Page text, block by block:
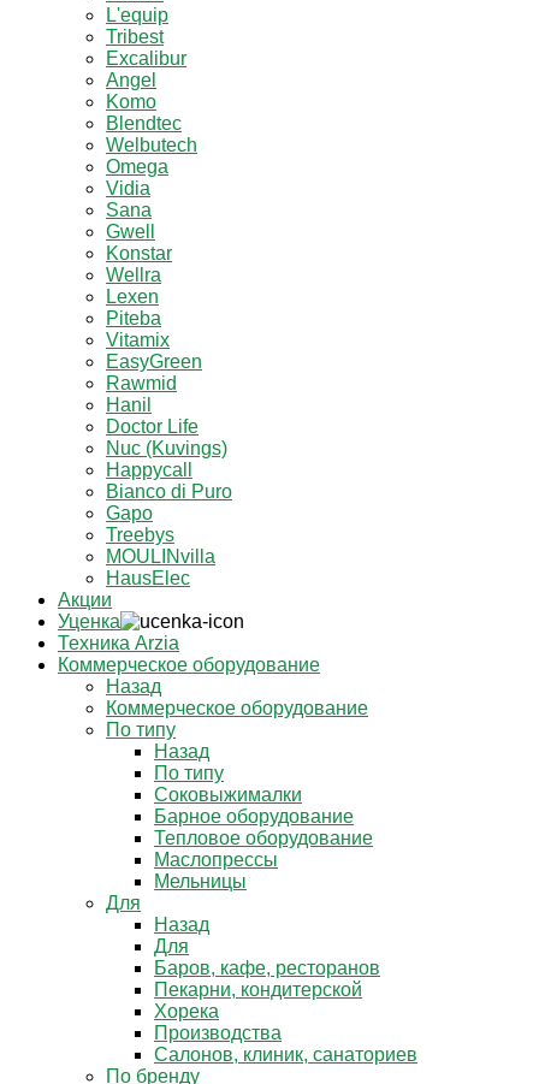
L'equip
Tribest
Excalibur
Angel
Komo
Blendtec
Welbutech
Omega
Vidia
Sana
Gwell
Konstar
Wellra
Lexen
Piteba
Vitamix
EasyGreen
Rawmid
Hanil
Doctor Life
Nuc (Kuvings)
Happycall
Bianco di Puro
Gapo
Treebys
MOULINvilla
HausElec
Акции
Уценка
Техника Arzia
Коммерческое оборудование
Назад
Коммерческое оборудование
По типу
Назад
По типу
Соковыжималки
Барное оборудование
Тепловое оборудование
Маслопрессы
Мельницы
Для
Назад
Для
Баров, кафе, ресторанов
Пекарни, кондитерской
Хорека
Производства
Салонов, клиник, санаториев
По бренду